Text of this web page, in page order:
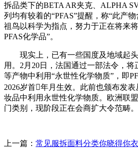
拆品类下的BETA AR夹克、ALPHA
列均有较着的“PFAS”提醒，称“此产
祖鸟以科学为指点，努力于正在将来
PFAS化学品”。
现实上，已有一些国度及地域起头
用。2月20日，法国通过一部法令，
等产物中利用“永世性化学物质”，即
2026岁首年月生效。此前也颁布发
妆品中利用永世性化学物质。欧洲联
门类别，现阶段正在会商扩大令范畴。
上一篇： 常见服拆面料分类你晓得你